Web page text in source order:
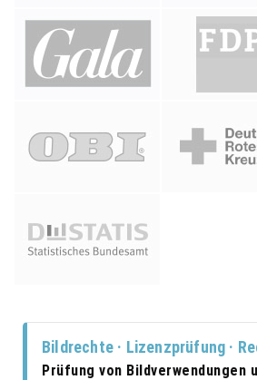
Bildrechte · Lizenzprüfung ·
Prüfung von Bildverwendungen